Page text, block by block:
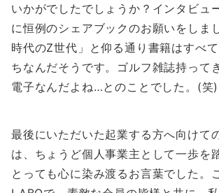
いかがでしたでしょうか？インタビュ
に恒例のシェアブックのお願いをしま
時代のZ世代」と仰る通り書籍はすべ
ちなんだそうです。ゴルフ雑誌持って
電子なんだよね…とのことでした。(笑)
最後にいただいた起業する方へ向けて
は、ちょうど個人事業主として一歩を
とっても心に染み渡るお言葉でした。